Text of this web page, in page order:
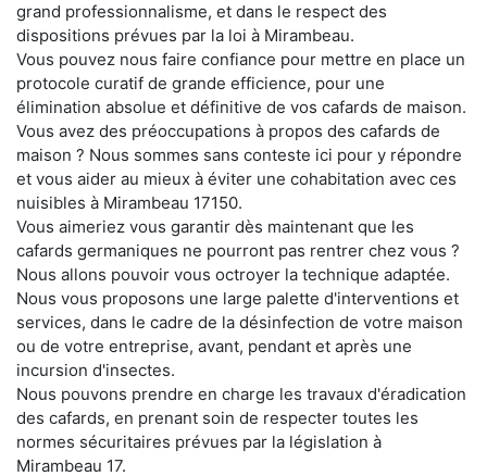
grand professionnalisme, et dans le respect des
dispositions prévues par la loi à Mirambeau.
Vous pouvez nous faire confiance pour mettre en place un
protocole curatif de grande efficience, pour une
élimination absolue et définitive de vos cafards de maison.
Vous avez des préoccupations à propos des cafards de
maison ? Nous sommes sans conteste ici pour y répondre
et vous aider au mieux à éviter une cohabitation avec ces
nuisibles à Mirambeau 17150.
Vous aimeriez vous garantir dès maintenant que les
cafards germaniques ne pourront pas rentrer chez vous ?
Nous allons pouvoir vous octroyer la technique adaptée.
Nous vous proposons une large palette d'interventions et
services, dans le cadre de la désinfection de votre maison
ou de votre entreprise, avant, pendant et après une
incursion d'insectes.
Nous pouvons prendre en charge les travaux d'éradication
des cafards, en prenant soin de respecter toutes les
normes sécuritaires prévues par la législation à
Mirambeau 17.